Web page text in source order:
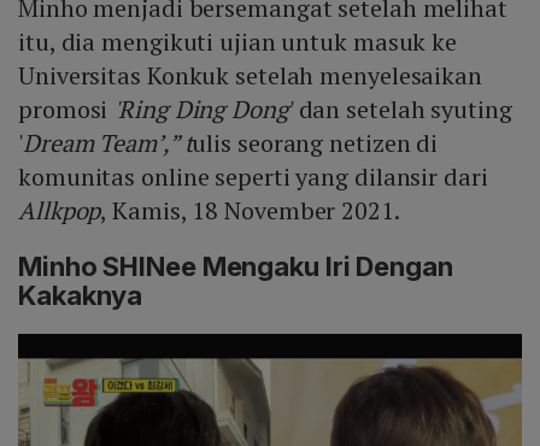
Minho menjadi bersemangat setelah melihat
itu, dia mengikuti ujian untuk masuk ke
Universitas Konkuk setelah menyelesaikan
promosi 'Ring Ding Dong' dan setelah syuting
'Dream Team’,” tulis seorang netizen di
komunitas online seperti yang dilansir dari
Allkpop, Kamis, 18 November 2021.
Minho SHINee Mengaku Iri Dengan
Kakaknya